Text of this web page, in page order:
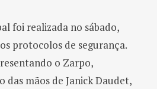
foi realizada no sábado,
protocolos de segurança.
o Zarpo,
das mãos de Janick Daudet,